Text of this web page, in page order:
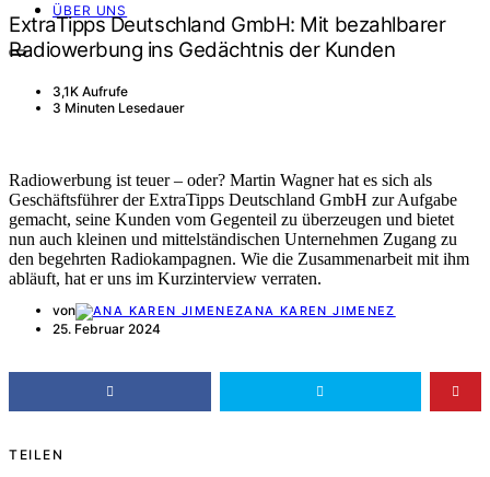
ÜBER UNS
ExtraTipps Deutschland GmbH: Mit bezahlbarer
Radiowerbung ins Gedächtnis der Kunden
3,1K Aufrufe
3 Minuten Lesedauer
Radiowerbung ist teuer – oder? Martin Wagner hat es sich als
Geschäftsführer der ExtraTipps Deutschland GmbH zur Aufgabe
gemacht, seine Kunden vom Gegenteil zu überzeugen und bietet
nun auch kleinen und mittelständischen Unternehmen Zugang zu
den begehrten Radiokampagnen. Wie die Zusammenarbeit mit ihm
abläuft, hat er uns im Kurzinterview verraten.
von ANA KAREN JIMENEZ
25. Februar 2024
TEILEN